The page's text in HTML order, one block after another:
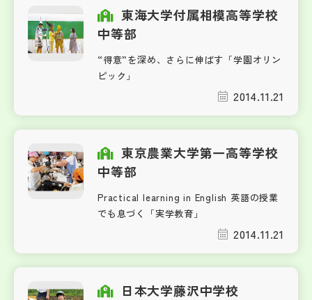
東海大学付属相模高等学校
中等部
“得意”を深め、さらに伸ばす「学園オリン
ピック」
2014.11.21
東京農業大学第一高等学校
中等部
Practical learning in English 英語の授業
でも息づく「実学教育」
2014.11.21
日本大学藤沢中学校